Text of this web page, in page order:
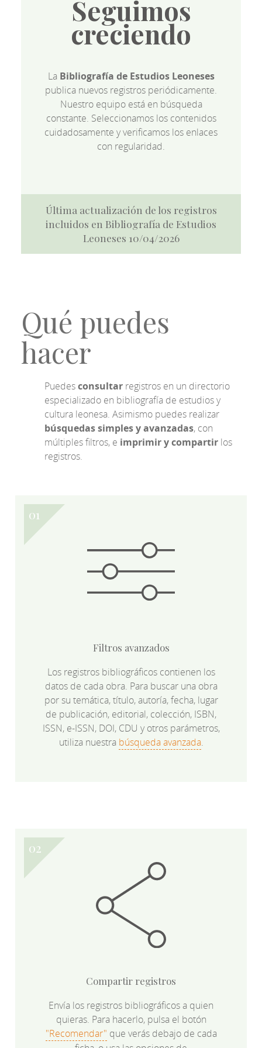
Seguimos
creciendo
La Bibliografía de Estudios Leoneses
publica nuevos registros periódicamente.
Nuestro equipo está en búsqueda
constante. Seleccionamos los contenidos
cuidadosamente y verificamos los enlaces
con regularidad.
Última actualización de los registros
incluidos en Bibliografía de Estudios
Leoneses 10/04/2026
Qué puedes
hacer
Puedesconsultar registros en un directorio
especializado en bibliografía de estudios y
cultura leonesa. Asimismo puedes realizar
búsquedas simples y avanzadas, con
múltiples filtros, e imprimir y compartir los
registros.
Filtros avanzados
Los registros bibliográficos contienen los
datos de cada obra. Para buscar una obra
por su temática, título, autoría, fecha, lugar
de publicación, editorial, colección, ISBN,
ISSN, e-ISSN, DOI, CDU y otros parámetros,
utiliza nuestra búsqueda avanzada.
Compartir registros
Envía los registros bibliográficos a quien
quieras. Para hacerlo, pulsa el botón
"Recomendar" que verás debajo de cada